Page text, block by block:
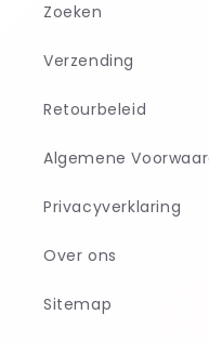
Zoeken
Verzending
Retourbeleid
Algemene
Privacyverklaring
Over ons
Sitemap